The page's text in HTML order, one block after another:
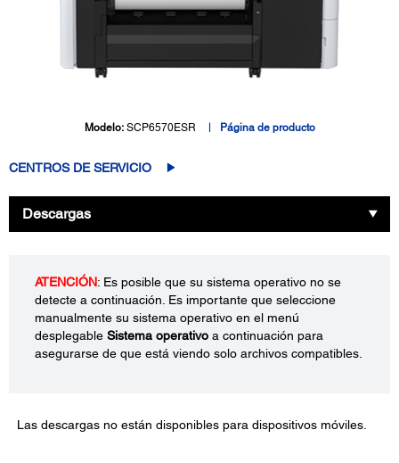
Modelo: SCP6570ESR Página de producto
CENTROS DE SERVICIO
Descargas
ATENCIÓN: Es posible que su sistema operativo no se
detecte a continuación. Es importante que seleccione
manualmente su sistema operativo en el menú
desplegable Sistema operativo a continuación para
asegurarse de que está viendo solo archivos compatibles.
Las descargas no están disponibles para dispositivos móviles.